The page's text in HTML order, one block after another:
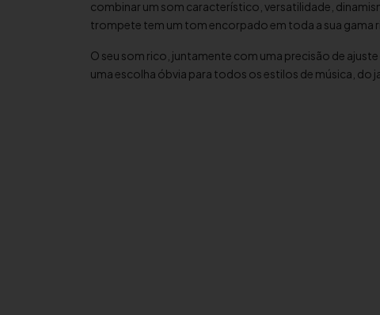
combinar um som característico, versatilidade,
trompete tem um tom encorpado em toda a sua gama
O seu som rico, juntamente com uma precisão de
uma escolha óbvia para todos os estilos de música, do